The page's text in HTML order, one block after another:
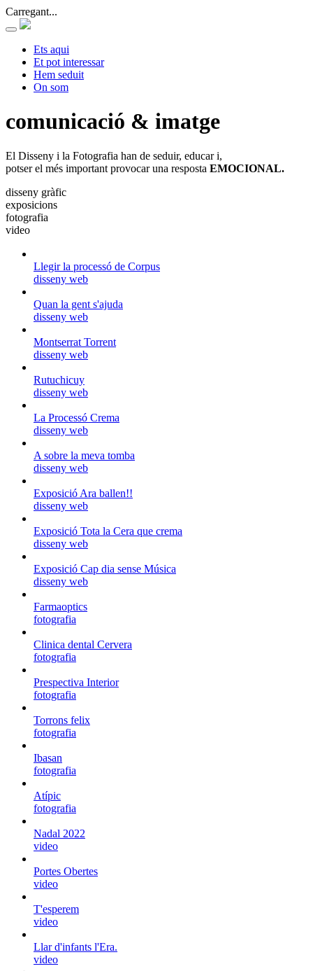
Carregant...
Ets aqui
Et pot interessar
Hem seduit
On som
comunicació & imatge
El Disseny i la Fotografia han de seduir, educar i,
potser el més important provocar una resposta EMOCIONAL.
disseny gràfic
exposicions
fotografia
video
Llegir la processó de Corpus
disseny web
Quan la gent s'ajuda
disseny web
Montserrat Torrent
disseny web
Rutuchicuy
disseny web
La Processó Crema
disseny web
A sobre la meva tomba
disseny web
Exposició Ara ballen!!
disseny web
Exposició Tota la Cera que crema
disseny web
Exposició Cap dia sense Música
disseny web
Farmaoptics
fotografia
Clinica dental Cervera
fotografia
Prespectiva Interior
fotografia
Torrons felix
fotografia
Ibasan
fotografia
Atípic
fotografia
Nadal 2022
video
Portes Obertes
video
T'esperem
video
Llar d'infants l'Era.
video